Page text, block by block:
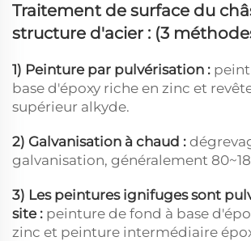
Traitement de surface du
structure d'acier : (3
1) Peinture par pulvérisation :
base d'époxy riche en zinc et
supérieur alkyde.
2) Galvanisation à chaud :
galvanisation, généralement
3) Les peintures ignifuges sont
site : peinture de fond à base
zinc et peinture intermédiaire